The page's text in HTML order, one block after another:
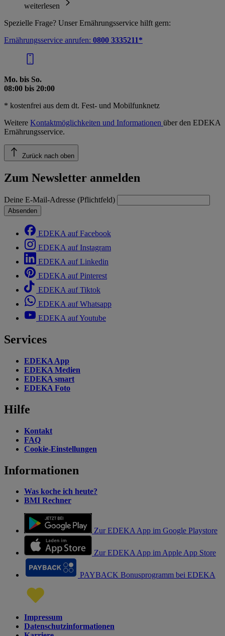
weiterlesen
Spezielle Frage? Unser Ernährungsservice hilft gern:
Ernährungsservice anrufen: 0800 3335211*
Mo. bis So.
08:00 bis 20:00
* kostenfrei aus dem dt. Fest- und Mobilfunknetz
Weitere Kontaktmöglichkeiten und Informationen über den EDEKA
Ernährungsservice.
Zurück nach oben
Zum Newsletter anmelden
Deine E-Mail-Adresse (Pflichtfeld)
Absenden
EDEKA auf Facebook
EDEKA auf Instagram
EDEKA auf Linkedin
EDEKA auf Pinterest
EDEKA auf Tiktok
EDEKA auf Whatsapp
EDEKA auf Youtube
Services
EDEKA App
EDEKA Medien
EDEKA smart
EDEKA Foto
Hilfe
Kontakt
FAQ
Cookie-Einstellungen
Informationen
Was koche ich heute?
BMI Rechner
Zur EDEKA App im Google Playstore
Zur EDEKA App im Apple App Store
PAYBACK Bonusprogramm bei EDEKA
Impressum
Datenschutzinformationen